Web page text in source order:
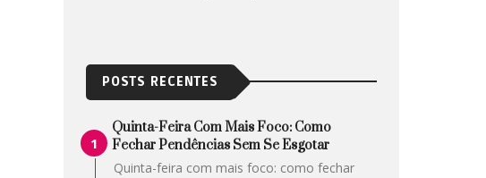
POSTS RECENTES
Quinta-Feira Com Mais Foco: Como
Fechar Pendências Sem Se Esgotar
Quinta-feira com mais foco: como fechar